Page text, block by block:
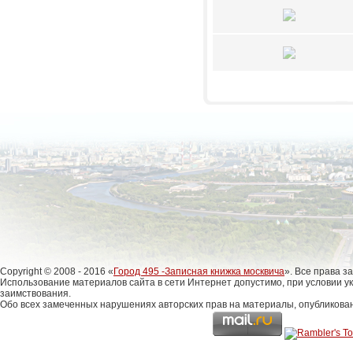
Copyright © 2008 - 2016 «Город 495 -Записная книжка москвича». Все права
Использование материалов сайта в сети Интернет допустимо, при условии
заимствования.
Обо всех замеченных нарушениях авторских прав на материалы,